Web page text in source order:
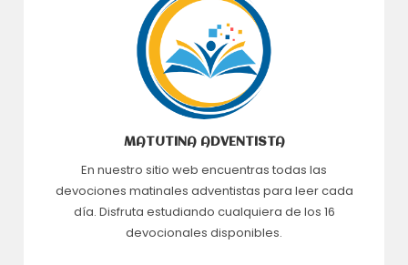
MATUTINA ADVENTISTA
En nuestro sitio web encuentras todas las
devociones matinales adventistas para leer cada
día. Disfruta estudiando cualquiera de los 16
devocionales disponibles.